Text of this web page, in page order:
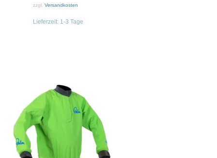
zzgl. Versandkosten
Lieferzeit: 1-3 Tage
Optionen
können